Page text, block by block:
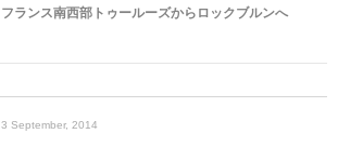
フランス南西部トゥールーズからロックブルンへ
3 September, 2014